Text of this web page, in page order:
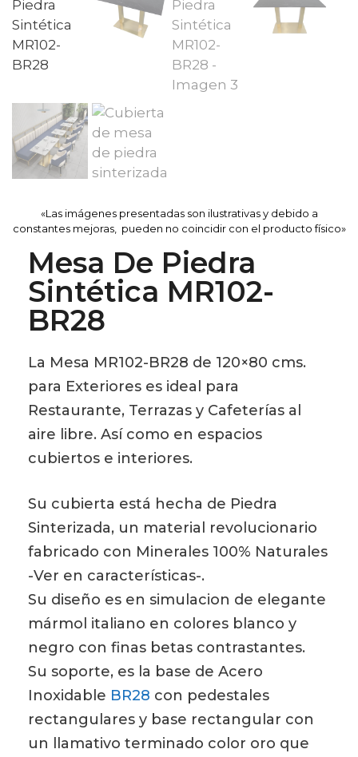
«Las imágenes presentadas son ilustrativas y debido a
constantes mejoras, pueden no coincidir con el producto físico»
Mesa De Piedra
Sintética MR102-
BR28
La Mesa MR102-BR28 de 120×80 cms.
para Exteriores es ideal para
Restaurante, Terrazas y Cafeterías al
aire libre. Así como en espacios
cubiertos e interiores.
Su cubierta está hecha de Piedra
Sinterizada, un material revolucionario
fabricado con Minerales 100% Naturales
-Ver en características-.
Su diseño es en simulacion de elegante
mármol italiano en colores blanco y
negro con finas betas contrastantes.
Su soporte, es la base de Acero
Inoxidable BR28 con pedestales
rectangulares y base rectangular con
un llamativo terminado color oro que